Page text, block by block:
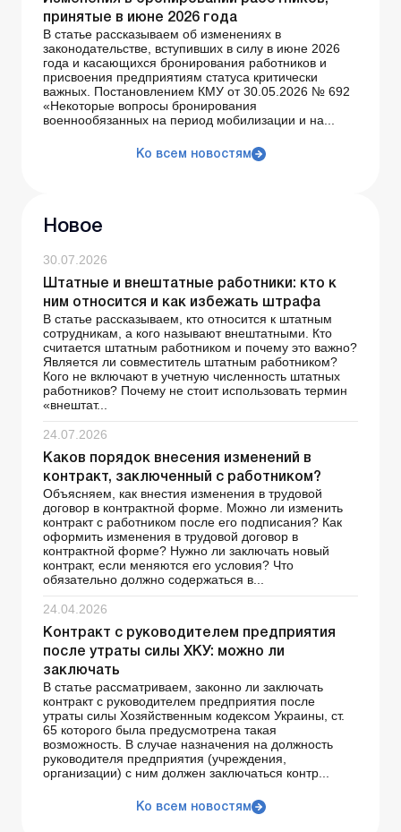
принятые в июне 2026 года
В статье рассказываем об изменениях в
законодательстве, вступивших в силу в июне 2026
года и касающихся бронирования работников и
присвоения предприятиям статуса критически
важных. Постановлением КМУ от 30.05.2026 № 692
«Некоторые вопросы бронирования
военнообязанных на период мобилизации и на...
Ко всем новостям
Новое
30.07.2026
Штатные и внештатные работники: кто к
ним относится и как избежать штрафа
В статье рассказываем, кто относится к штатным
сотрудникам, а кого называют внештатными. Кто
считается штатным работником и почему это важно?
Является ли совместитель штатным работником?
Кого не включают в учетную численность штатных
работников? Почему не стоит использовать термин
«внештат...
24.07.2026
Каков порядок внесения изменений в
контракт, заключенный с работником?
Объясняем, как внестия изменения в трудовой
договор в контрактной форме. Можно ли изменить
контракт с работником после его подписания? Как
оформить изменения в трудовой договор в
контрактной форме? Нужно ли заключать новый
контракт, если меняются его условия? Что
обязательно должно содержаться в...
24.04.2026
Контракт с руководителем предприятия
после утраты силы ХКУ: можно ли
заключать
В статье рассматриваем, законно ли заключать
контракт с руководителем предприятия после
утраты силы Хозяйственным кодексом Украины, ст.
65 которого была предусмотрена такая
возможность. В случае назначения на должность
руководителя предприятия (учреждения,
организации) с ним должен заключаться контр...
Ко всем новостям